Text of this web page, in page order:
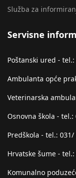
Služba za
Servisne
Poštanski ured -
Ambulanta opće
Veterinarska
Osnovna škola - tel.:
Predškola - tel.: 031/
Hrvatske šume -
Komunalno